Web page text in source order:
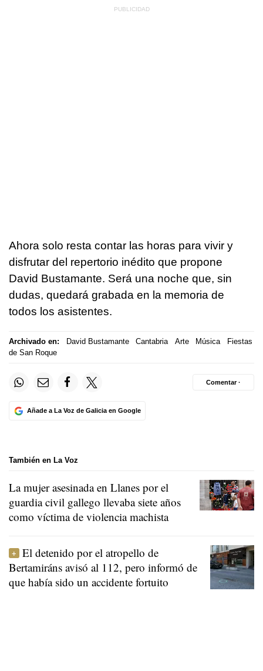
Ahora solo resta contar las horas para vivir y
disfrutar del repertorio inédito que propone
David Bustamante. Será una noche que, sin
dudas, quedará grabada en la memoria de
todos los asistentes.
Archivado en: David Bustamante Cantabria Arte Música
Fiestas
de San Roque
Añade a La Voz de Galicia en Google
Comentar ·
También en La Voz
La mujer asesinada en Llanes por el
guardia civil gallego llevaba siete años
como víctima de violencia machista
El detenido por el atropello de
Bertamiráns avisó al 112, pero informó de
que había sido un accidente fortuito